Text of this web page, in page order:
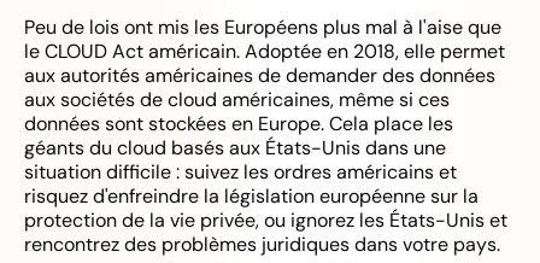
Peu de lois ont mis les Européens plus mal à l'aise que
le CLOUD Act américain. Adoptée en 2018, elle permet
aux autorités américaines de demander des données
aux sociétés de cloud américaines, même si ces
données sont stockées en Europe. Cela place les
géants du cloud basés aux États-Unis dans une
situation difficile : suivez les ordres américains et
risquez d'enfreindre la législation européenne sur la
protection de la vie privée, ou ignorez les États-Unis et
rencontrez des problèmes juridiques dans votre pays.